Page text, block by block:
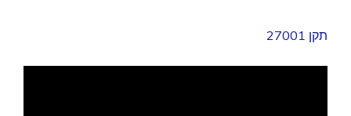
תקן 27001